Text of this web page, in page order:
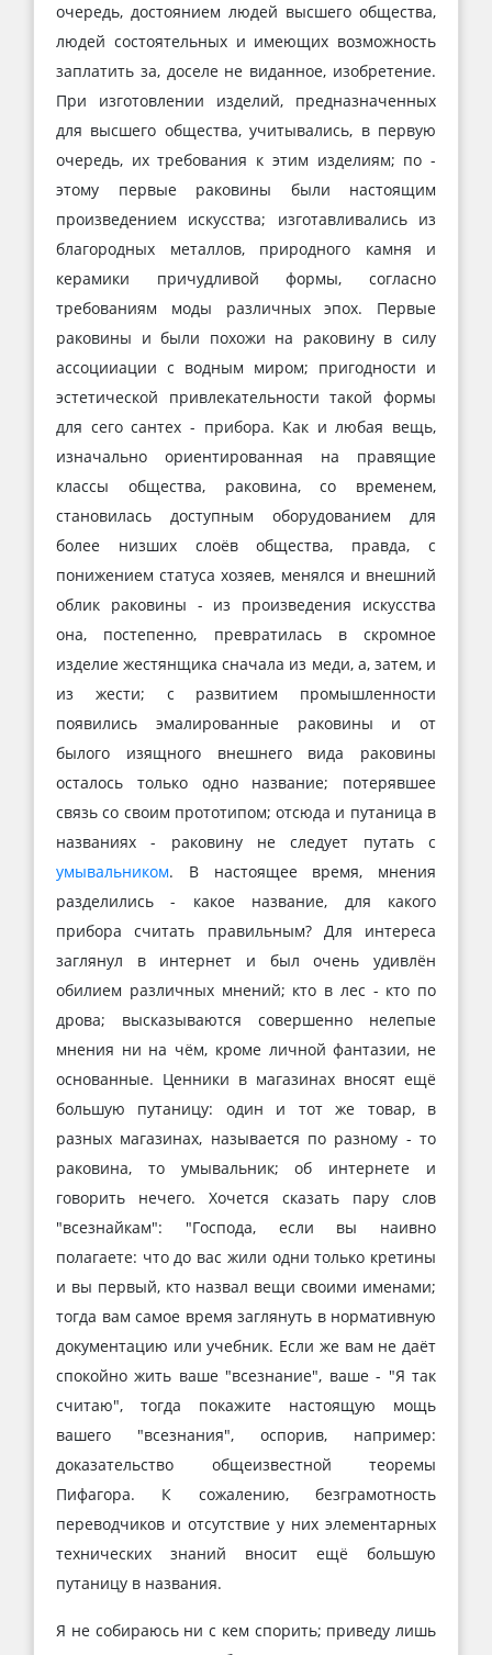
очередь, достоянием людей высшего общества,
людей состоятельных и имеющих возможность
заплатить за, доселе не виданное, изобретение.
При изготовлении изделий, предназначенных
для высшего общества, учитывались, в первую
очередь, их требования к этим изделиям; по -
этому первые раковины были настоящим
произведением искусства; изготавливались из
благородных металлов, природного камня и
керамики причудливой формы, согласно
требованиям моды различных эпох. Первые
раковины и были похожи на раковину в силу
ассоцииации с водным миром; пригодности и
эстетической привлекательности такой формы
для сего сантех - прибора. Как и любая вещь,
изначально ориентированная на правящие
классы общества, раковина, со временем,
становилась доступным оборудованием для
более низших слоёв общества, правда, с
понижением статуса хозяев, менялся и внешний
облик раковины - из произведения искусства
она, постепенно, превратилась в скромное
изделие жестянщика сначала из меди, а, затем, и
из жести; с развитием промышленности
появились эмалированные раковины и от
былого изящного внешнего вида раковины
осталось только одно название; потерявшее
связь со своим прототипом; отсюда и путаница в
названиях - раковину не следует путать с
умывальником. В настоящее время, мнения
разделились - какое название, для какого
прибора считать правильным? Для интереса
заглянул в интернет и был очень удивлён
обилием различных мнений; кто в лес - кто по
дрова; высказываются совершенно нелепые
мнения ни на чём, кроме личной фантазии, не
основанные. Ценники в магазинах вносят ещё
большую путаницу: один и тот же товар, в
разных магазинах, называется по разному - то
раковина, то умывальник; об интернете и
говорить нечего. Хочется сказать пару слов
"всезнайкам": "Господа, если вы наивно
полагаете: что до вас жили одни только кретины
и вы первый, кто назвал вещи своими именами;
тогда вам самое время заглянуть в нормативную
документацию или учебник. Если же вам не даёт
спокойно жить ваше "всезнание", ваше - "Я так
считаю", тогда покажите настоящую мощь
вашего "всезнания", оспорив, например:
доказательство общеизвестной теоремы
Пифагора. К сожалению, безграмотность
переводчиков и отсутствие у них элементарных
технических знаний вносит ещё большую
путаницу в названия.
Я не собираюсь ни с кем спорить; приведу лишь